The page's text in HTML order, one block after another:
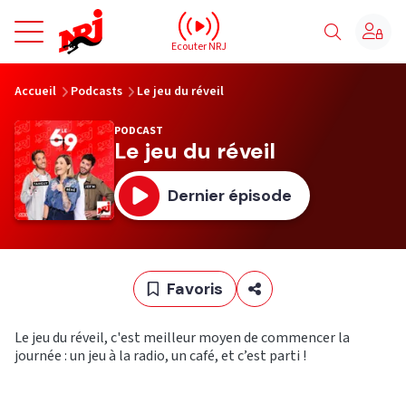
NRJ - Accueil
Ecouter NRJ
Accueil Podcasts Le jeu du réveil
PODCAST
Le jeu du réveil
Dernier épisode
Favoris
Le jeu du réveil, c'est meilleur moyen de commencer la
journée : un jeu à la radio, un café, et c’est parti !